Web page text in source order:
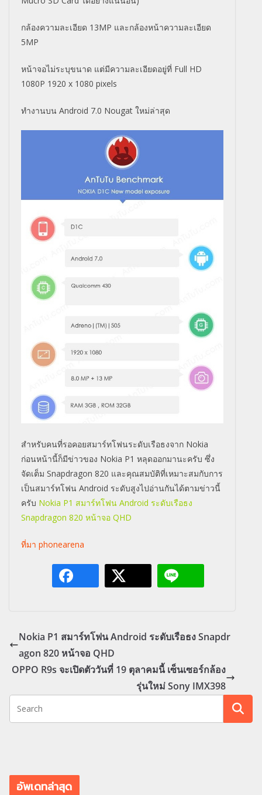
กล้องความละเอียด 13MP และกล้องหน้าความละเอียด
5MP
หน้าจอไม่ระบุขนาด แต่มีความละเอียดอยู่ที่ Full HD
1080P 1920 x 1080 pixels
ทำงานบน Android 7.0 Nougat ใหม่ล่าสุด
สำหรับคนที่รอคอยสมาร์ทโฟนระดับเรือธงจาก Nokia
ก่อนหน้านี้ก็มีข่าวของ Nokia P1 หลุดออกมานะครับ ซึ่ง
จัดเต็ม Snapdragon 820 และคุณสมบัติที่เหมาะสมกับการ
เป็นสมาร์ทโฟน Android ระดับสูงไปอ่านกันได้ตามข่าวนี้
ครับ Nokia P1 สมาร์ทโฟน Android ระดับเรือธง
Snapdragon 820 หน้าจอ QHD
ที่มา phonearena
Nokia P1 สมาร์ทโฟน Android ระดับเรือธง Snapdr
agon 820 หน้าจอ QHD
OPPO R9s จะเปิดตัววันที่ 19 ตุลาคมนี้ เซ็นเซอร์กล้อง
รุ่นใหม่ Sony IMX398
อัพเดทล่าสุด